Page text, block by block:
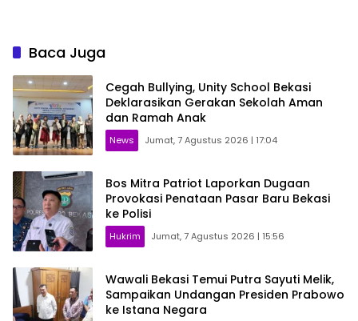
Baca Juga
Cegah Bullying, Unity School Bekasi
Deklarasikan Gerakan Sekolah Aman
dan Ramah Anak
News Jumat, 7 Agustus 2026 | 17:04
Bos Mitra Patriot Laporkan Dugaan
Provokasi Penataan Pasar Baru Bekasi
ke Polisi
Hukrim Jumat, 7 Agustus 2026 | 15:56
Wawali Bekasi Temui Putra Sayuti Melik,
Sampaikan Undangan Presiden Prabowo
ke Istana Negara